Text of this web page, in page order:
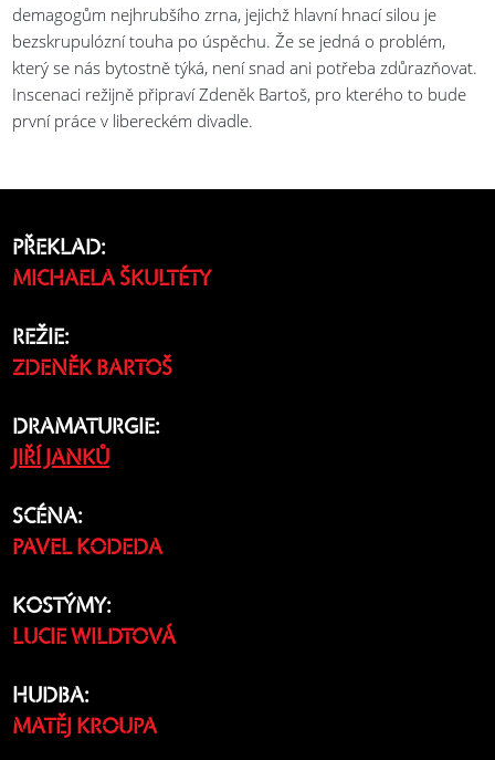
demagogům nejhrubšího zrna, jejichž hlavní hnací silou je
bezskrupulózní touha po úspěchu. Že se jedná o problém,
který se nás bytostně týká, není snad ani potřeba zdůrazňovat.
Inscenaci režijně připraví Zdeněk Bartoš, pro kterého to bude
první práce v libereckém divadle.
PŘEKLAD:
MICHAELA ŠKULTÉTY
REŽIE:
ZDENĚK BARTOŠ
DRAMATURGIE:
JIŘÍ JANKŮ
SCÉNA:
PAVEL KODEDA
KOSTÝMY:
LUCIE WILDTOVÁ
HUDBA:
MATĚJ KROUPA